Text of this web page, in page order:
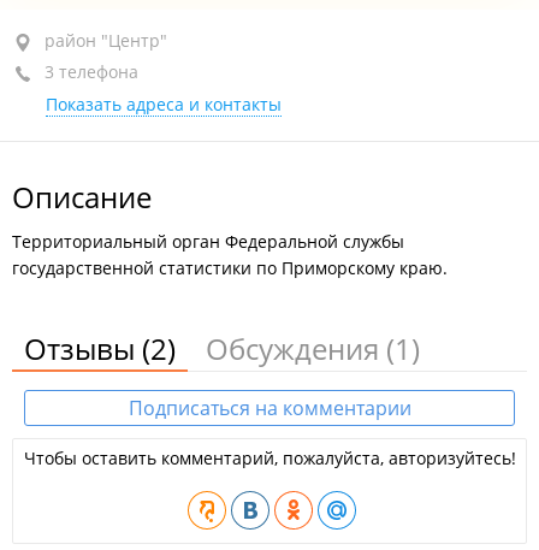
район "Центр", ул. Фонтанная, 57
+7 (423) 243-30-02
услуг
+7 (423) 243-25-97приемная
район "Центр"
3 телефона
Показать адреса и контакты
Описание
Территориальный орган Федеральной службы
государственной статистики по Приморскому краю.
Отзывы (2) Обсуждения (1)
Подписаться на комментарии
Чтобы оставить комментарий, пожалуйста, авторизуйтесь!